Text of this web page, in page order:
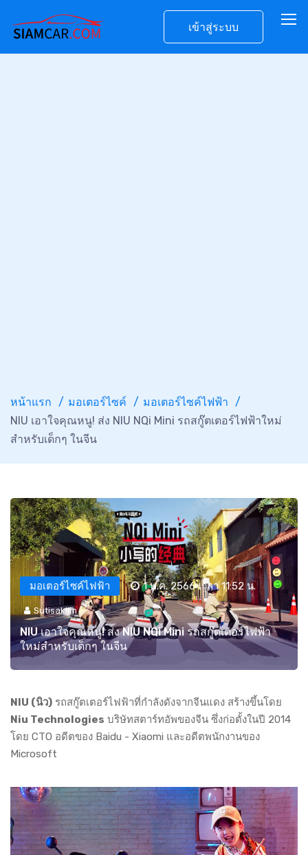
เข้าสู่ระบบ
หน้าแรก มอเตอร์ไซค์
มอเตอร์ไซค์ไฟฟ้า
NIU เอาใจคุณหนู! ส่ง NIU NQi Mini รถสกู๊ตเตอร์ไฟฟ้าใหม่
สำหรับเด็กๆ ในจีน
มอเตอร์ไซค์ไฟฟ้า 1 พ.ค. 2566 เวลา 11:52 น.
Sutisaklim
NIU เอาใจคุณหนู! ส่ง NIU NQi Mini รถสกู๊ตเตอร์ไฟฟ้า
ใหม่สำหรับเด็กๆ ในจีน
NIU (นิว) รถสกู๊ตเตอร์ไฟฟ้าที่กำลังดังจากจีนแดง สร้างขึ้นโดย
Niu Technologies บริษัทสตาร์ทอัพของจีน ซึ่งก่อตั้งในปี 2014
โดย CTO อดีตของ Baidu - Xiaomi และอดีตพนักงานของ
Microsoft